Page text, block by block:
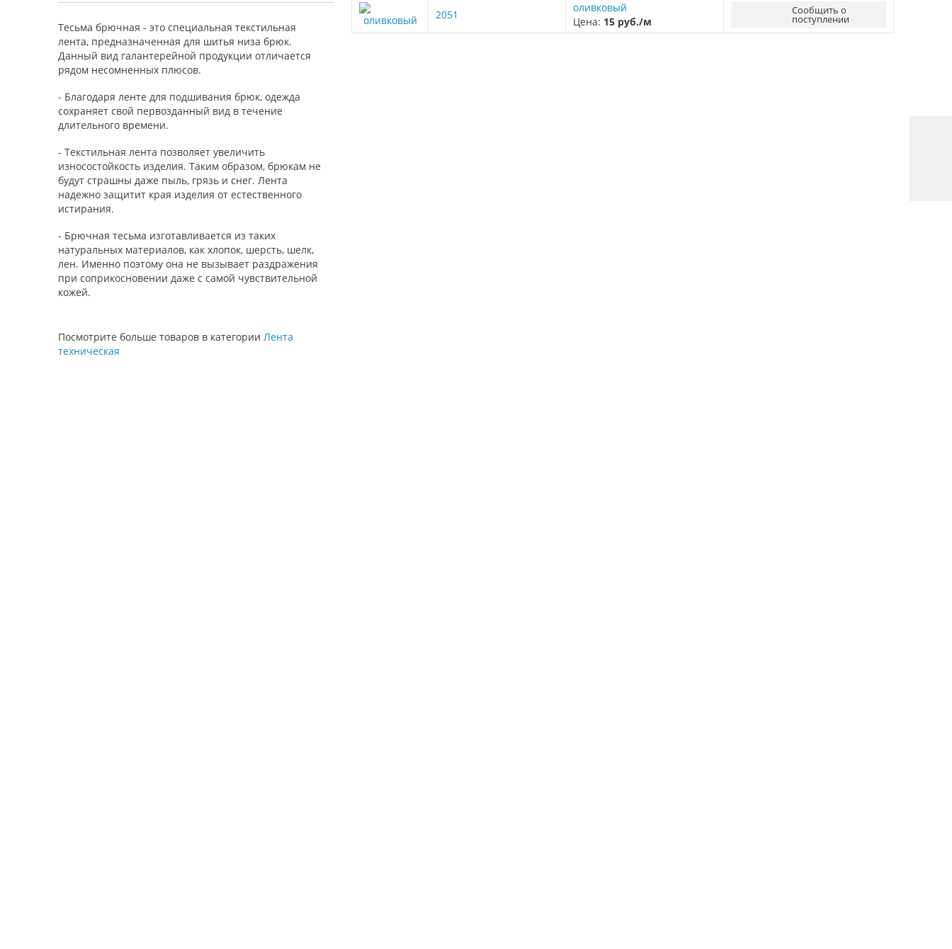
Тесьма брючная - это специальная текстильная
лента, предназначенная для шитья низа брюк.
Данный вид галантерейной продукции отличается
рядом несомненных плюсов.
- Благодаря ленте для подшивания брюк, одежда
сохраняет свой первозданный вид в течение
длительного времени.
- Текстильная лента позволяет увеличить
износостойкость изделия. Таким образом, брюкам не
будут страшны даже пыль, грязь и снег. Лента
надежно защитит края изделия от естественного
истирания.
- Брючная тесьма изготавливается из таких
натуральных материалов, как хлопок, шерсть, шелк,
лен. Именно поэтому она не вызывает раздражения
при соприкосновении даже с самой чувствительной
кожей.
Посмотрите больше товаров в категории Лента
техническая
2051
оливковый
Цена: 15 руб./м
Сообщить о
поступлении